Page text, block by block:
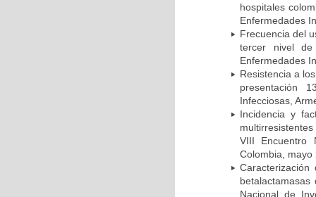
hospitales
Enfermedades
Frecuencia del
tercer nivel de
Enfermedades
Resistencia a
presentación
Infecciosas,
Incidencia y
VIII Encuentro
Colombia, mayo
Nacional de